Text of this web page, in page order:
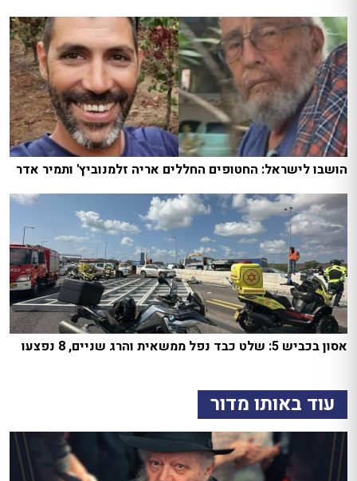
הושבו לישראל: החטופים החללים אריה זלמנוביץ' ותמיר אדר
אסון בכביש 5: שלט כבד נפל ממשאית והרג שניים, 8 נפצעו
עוד באותו מדור